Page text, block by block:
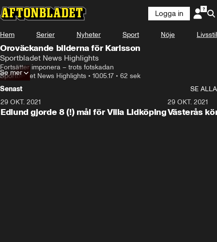
Logga in
Hem Serier Nyheter Sport Nöje Livsstil
Oroväckande bilderna för Karlsson
Sportbladet News Highlights
Fortsätter imponera – trots fotskadan
Sportbladet News Highlights • 10.05.17 • 62 sek
Se mer
Senast
SE ALLA
29 OKT. 2021
Edlund gjorde 8 (!) mål för Villa Lidköping
29 OKT. 2021
Västerås